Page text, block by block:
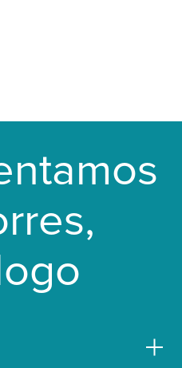
Poland
Spain
Sweden
Switzerland - German